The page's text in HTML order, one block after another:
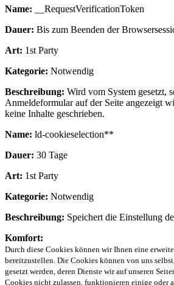
Name: __RequestVerificationToken
Dauer: Bis zum Beenden der
Art: 1st Party
Kategorie: Notwendig
Beschreibung: Wird vom System gesetzt,
Anmeldeformular auf der Seite angezeigt
keine Inhalte geschrieben.
Name: ld-cookieselection**
Dauer: 30 Tage
Art: 1st Party
Kategorie: Notwendig
Beschreibung: Speichert die Einstellung
Komfort:
Durch diese Cookies können wir Ihnen eine
bereitzustellen. Die Cookies können von uns
gesetzt werden, deren Dienste wir auf unseren
Cookies nicht zulassen, funktionieren einige oder